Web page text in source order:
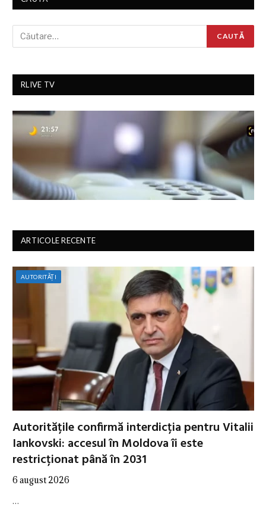
RLIVE TV
ARTICOLE RECENTE
AUTORITĂȚI
Autoritățile confirmă interdicția pentru Vitalii
Iankovski: accesul în Moldova îi este
restricționat până în 2031
6 august 2026
…